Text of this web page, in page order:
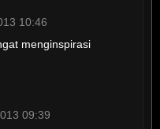
10:46
menginspirasi
09:39